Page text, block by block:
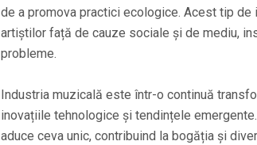
de a promova practici ecologice. Acest tip
artiștilor față de cauze sociale și de mediu,
probleme.
Industria muzicală este într-o continuă
inovațiile tehnologice și tendințele
aduce ceva unic, contribuind la bogăția și